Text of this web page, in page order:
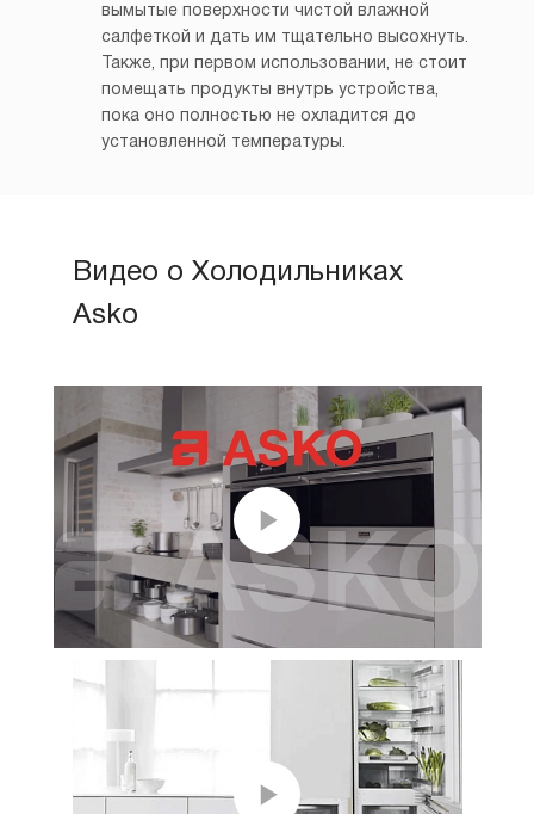
вымытые поверхности чистой влажной
салфеткой и дать им тщательно высохнуть.
Также, при первом использовании, не стоит
помещать продукты внутрь устройства,
пока оно полностью не охладится до
установленной температуры.
Видео о Холодильниках
Asko